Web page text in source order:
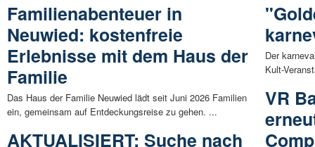
Familienabenteuer in
Neuwied: kostenfreie
Erlebnisse mit dem Haus der
Familie
Das Haus der Familie Neuwied lädt seit Juni 2026 Familien
ein, gemeinsam auf Entdeckungsreise zu gehen. ...
AKTUALISIERT: Suche nach
Der
Kult-
VR